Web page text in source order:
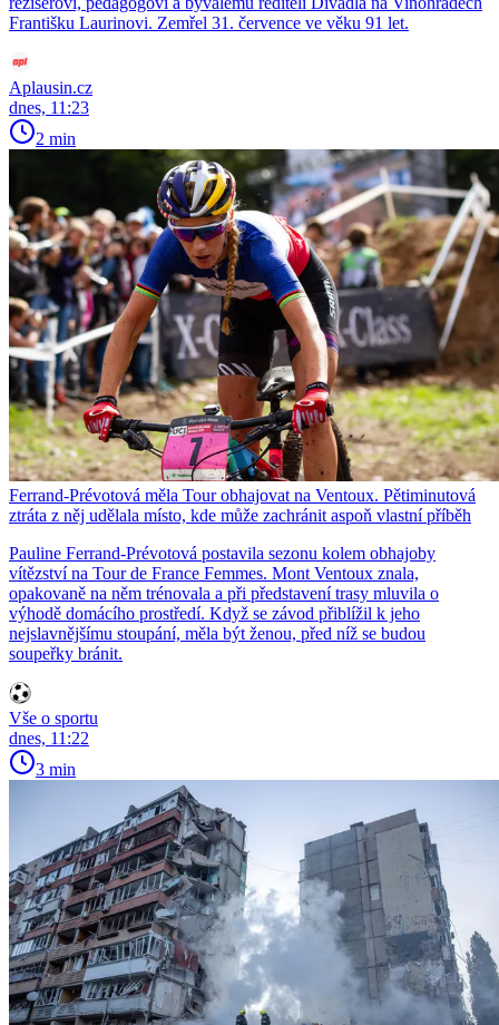
Františku Laurinovi. Zemřel 31. července ve věku 91 let.
Aplausin.cz
dnes, 11:23
2 min
Ferrand-Prévotová měla Tour obhajovat na Ventoux. Pětiminutová
ztráta z něj udělala místo, kde může zachránit aspoň vlastní příběh
Pauline Ferrand-Prévotová postavila sezonu kolem obhajoby
vítězství na Tour de France Femmes. Mont Ventoux znala,
opakovaně na něm trénovala a při představení trasy mluvila o
výhodě domácího prostředí. Když se závod přiblížil k jeho
nejslavnějšímu stoupání, měla být ženou, před níž se budou
soupeřky bránit.
Vše o sportu
dnes, 11:22
3 min